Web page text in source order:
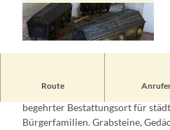
(Oder) |CC-BY
Route
Noch vor 250 Jahren war der
begehrter Bestattungsort für
Bürgerfamilien. Grabsteine,